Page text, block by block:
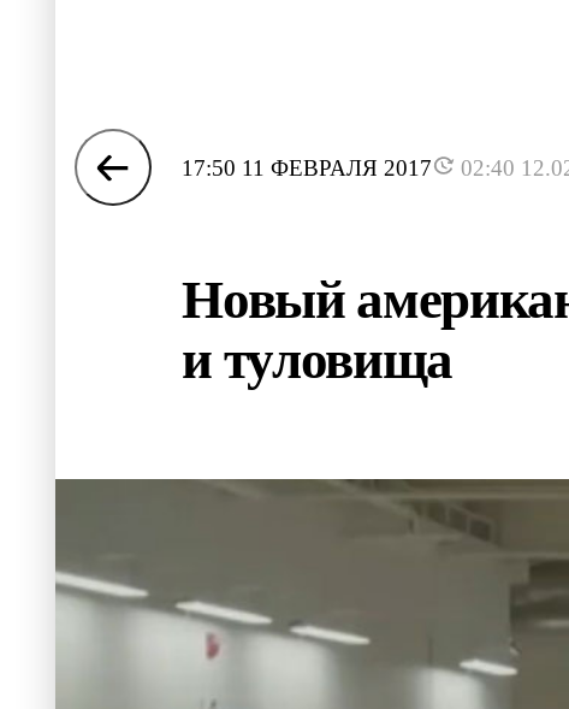
17:50 11 ФЕВРАЛЯ 2017 02:40
Новый
и туловища